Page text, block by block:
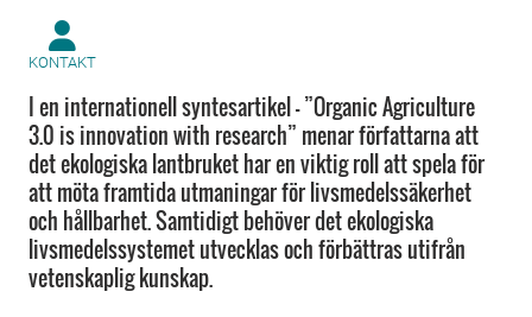
KONTAKT
I en internationell syntesartikel – ”Organic Agriculture
3.0 is innovation with research” menar författarna att
det ekologiska lantbruket har en viktig roll att spela för
att möta framtida utmaningar för livsmedelssäkerhet
och hållbarhet. Samtidigt behöver det ekologiska
livsmedelssystemet utvecklas och förbättras utifrån
vetenskaplig kunskap.